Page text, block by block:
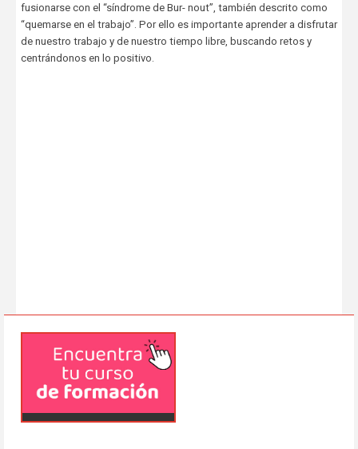
fusionarse con el “síndrome de Bur- nout”, también descrito como
“quemarse en el trabajo”. Por ello es importante aprender a disfrutar
de nuestro trabajo y de nuestro tiempo libre, buscando retos y
centrándonos en lo positivo.